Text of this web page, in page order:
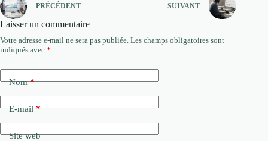
PRÉCÉDENT SUIVANT
Laisser un commentaire
Votre adresse e-mail ne sera pas publiée. Les champs obligatoires sont
indiqués avec *
Nom*
E-mail*
Site web